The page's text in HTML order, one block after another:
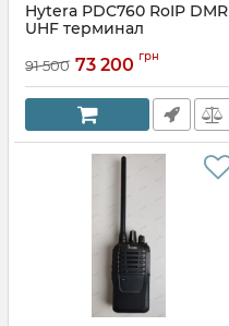
Hytera PDC760 RoIP DMR
UHF терминал
91 500 73 200 грн